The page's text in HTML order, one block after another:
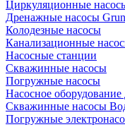
Циркуляционные
Дренажные насосы
Колодезные насосы
Канализационные
Насосные станции
Скважинные насосы
Погружные насосы
Насосное
Скважинные насосы
Погружные